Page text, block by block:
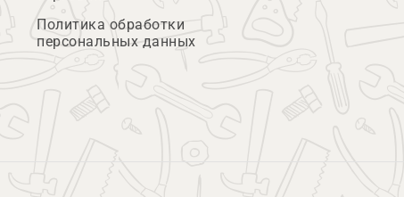
Политика обработки
персональных данных